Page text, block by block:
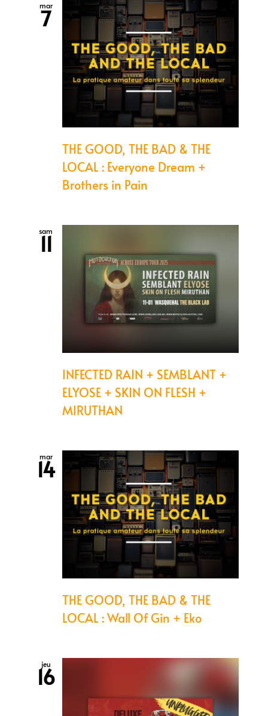
mar
7
THE GOOD, THE BAD & THE
LOCAL : Everyone Dream +
Brothers in Pain
sam
11
INFECTED RAIN + SEMBLANT +
ELYOSE + SKIN ON FLESH +
MIRUTHAN
mar
14
THE GOOD, THE BAD & THE
LOCAL : Wall Of Gin + Eko
jeu
16